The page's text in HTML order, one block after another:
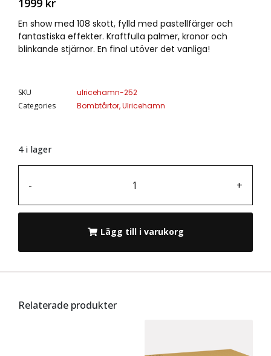
En show med 108 skott, fylld med pastellfärger och
fantastiska effekter. Kraftfulla palmer, kronor och
blinkande stjärnor. En final utöver det vanliga!
SKU
ulricehamn-252
Categories
Bombtårtor,Ulricehamn
4 i lager
- +
Lägg till i varukorg
Relaterade produkter